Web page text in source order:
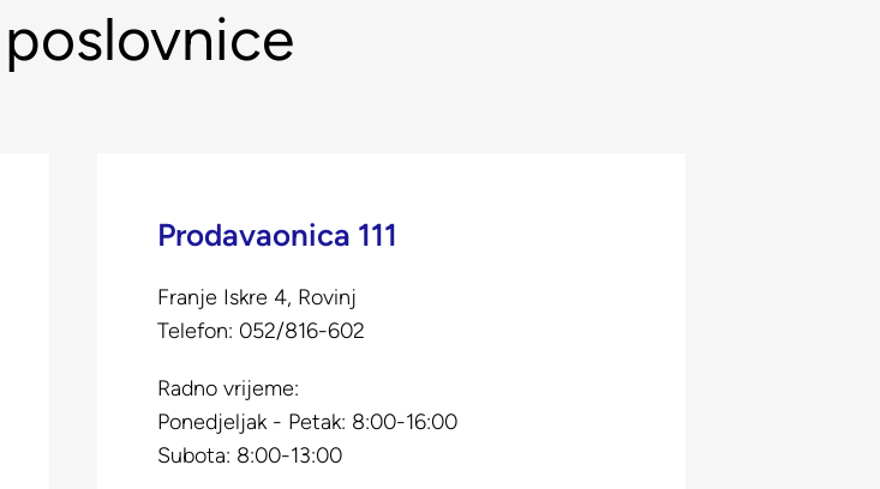
Prodavaonica 111
Franje Iskre 4, Rovinj
Telefon: 052/816-602
Radno vrijeme:
Ponedjeljak - Petak: 8:00-16:00
Subota: 8:00-13:00